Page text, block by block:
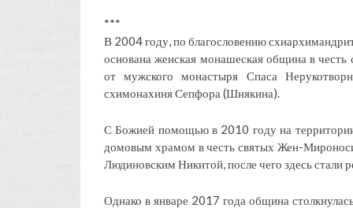
***
В 2004 году, по благословению
основана женская монашеская община в
от мужского монастыря Спаса
схимонахиня Сепфора (Шнякина).
С Божией помощью в 2010 году на
домовым храмом в честь святых Жен-
Людиновским Никитой, после чего здесь стали
Однако в январе 2017 года община